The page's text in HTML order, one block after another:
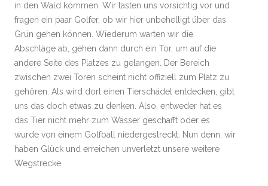
in den Wald kommen. Wir tasten uns vorsichtig vor und
fragen ein paar Golfer, ob wir hier unbehelligt über das
Grün gehen können. Wiederum warten wir die
Abschläge ab, gehen dann durch ein Tor, um auf die
andere Seite des Platzes zu gelangen. Der Bereich
zwischen zwei Toren scheint nicht offiziell zum Platz zu
gehören. Als wird dort einen Tierschädel entdecken, gibt
uns das doch etwas zu denken. Also, entweder hat es
das Tier nicht mehr zum Wasser geschafft oder es
wurde von einem Golfball niedergestreckt. Nun denn, wir
haben Glück und erreichen unverletzt unsere weitere
Wegstrecke.